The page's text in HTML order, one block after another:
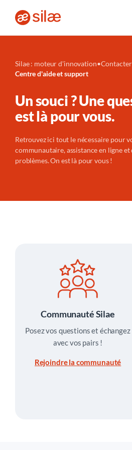
Silae : moteur d'innovation•
Centre d'aide et support
Un souci ? Une
est là pour vous.
Retrouvez ici tout le nécessaire pour
communautaire, assistance en ligne
problèmes. On est là pour vous !
Communauté Silae
Posez vos questions et échangez
avec vos pairs !
Rejoindre la communauté